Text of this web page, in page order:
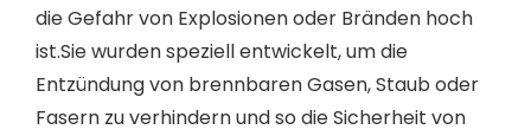
die Gefahr von Explosionen oder Bränden hoch
ist.Sie wurden speziell entwickelt, um die
Entzündung von brennbaren Gasen, Staub oder
Fasern zu verhindern und so die Sicherheit von